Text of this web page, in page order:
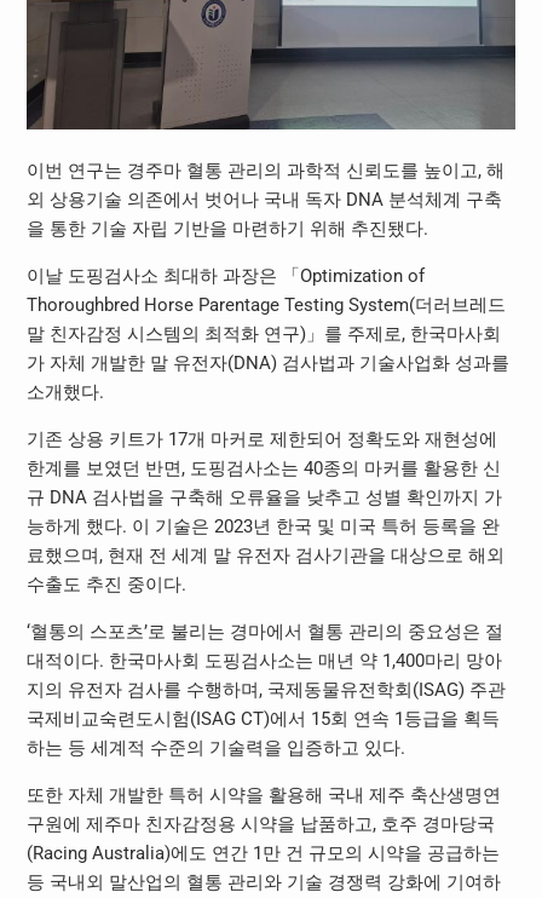
이번 연구는 경주마 혈통 관리의 과학적 신뢰도를 높이고, 해
외 상용기술 의존에서 벗어나 국내 독자 DNA 분석체계 구축
을 통한 기술 자립 기반을 마련하기 위해 추진됐다.
이날 도핑검사소 최대하 과장은 「Optimization of
Thoroughbred Horse Parentage Testing System(더러브레드
말 친자감정 시스템의 최적화 연구)」를 주제로, 한국마사회
가 자체 개발한 말 유전자(DNA) 검사법과 기술사업화 성과를
소개했다.
기존 상용 키트가 17개 마커로 제한되어 정확도와 재현성에
한계를 보였던 반면, 도핑검사소는 40종의 마커를 활용한 신
규 DNA 검사법을 구축해 오류율을 낮추고 성별 확인까지 가
능하게 했다. 이 기술은 2023년 한국 및 미국 특허 등록을 완
료했으며, 현재 전 세계 말 유전자 검사기관을 대상으로 해외
수출도 추진 중이다.
‘혈통의 스포츠’로 불리는 경마에서 혈통 관리의 중요성은 절
대적이다. 한국마사회 도핑검사소는 매년 약 1,400마리 망아
지의 유전자 검사를 수행하며, 국제동물유전학회(ISAG) 주관
국제비교숙련도시험(ISAG CT)에서 15회 연속 1등급을 획득
하는 등 세계적 수준의 기술력을 입증하고 있다.
또한 자체 개발한 특허 시약을 활용해 국내 제주 축산생명연
구원에 제주마 친자감정용 시약을 납품하고, 호주 경마당국
(Racing Australia)에도 연간 1만 건 규모의 시약을 공급하는
등 국내외 말산업의 혈통 관리와 기술 경쟁력 강화에 기여하